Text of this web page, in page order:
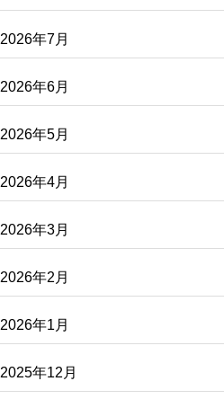
2026年7月
2026年6月
2026年5月
2026年4月
2026年3月
2026年2月
2026年1月
2025年12月